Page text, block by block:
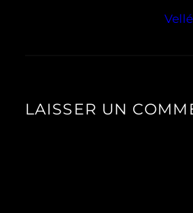
LAISSER UN